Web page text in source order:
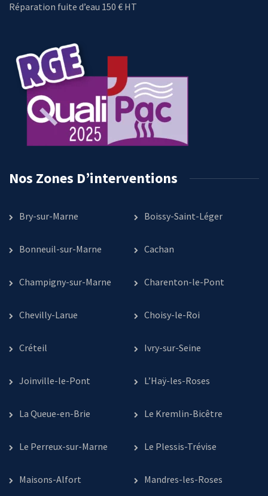
Réparation fuite d’eau 150 € HT
Nos Zones D’interventions
Bry-sur-Marne Boissy-Saint-Léger
Bonneuil-sur-Marne Cachan
Champigny-sur-Marne Charenton-le-Pont
Chevilly-Larue Choisy-le-Roi
Créteil Ivry-sur-Seine
Joinville-le-Pont L’Haÿ-les-Roses
La Queue-en-Brie Le Kremlin-Bicêtre
Le Perreux-sur-Marne Le Plessis-Trévise
Maisons-Alfort Mandres-les-Roses